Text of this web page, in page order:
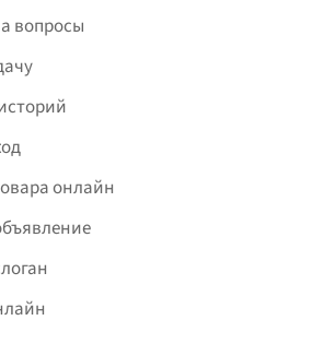
вопросы
онлайн